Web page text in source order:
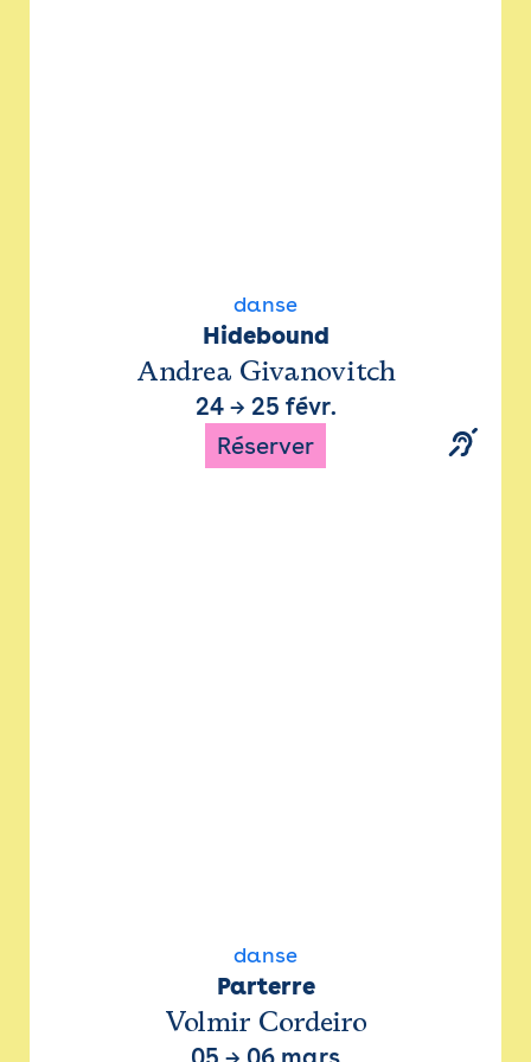
danse
Hidebound
Andrea Givanovitch
24→ 25 févr.
Réserver
danse
Parterre
Volmir Cordeiro